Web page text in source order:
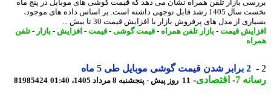
بازار تلفن همراه نشان می دهد که قیمت گوشی های موبایل در پنج ماه
نخست سال 1405 رشد قابل توجهی داشته است. بر اساس داده های موجود،
از مدل های پرفروش بازار با افزایش قیمت 30 تا بیش ...
قیمت-بازار تلفن همراه- قیمت گوشی-قیمت-افزایش -بازار - تلفن
2 برابر شدن قیمت گوشی موبایل طی 5 ماه
7
-اقتصادی-11 روز پیش - پنجشنبه 8 مرداد 1405، 01:40 81985424